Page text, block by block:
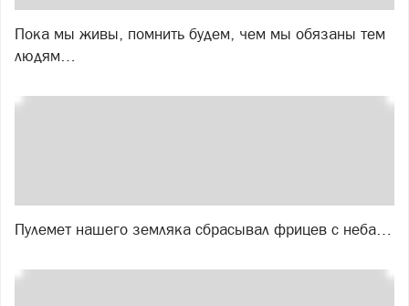
Пока мы живы, помнить будем, чем мы обязаны тем
людям…
Пулемет нашего земляка сбрасывал фрицев с неба…